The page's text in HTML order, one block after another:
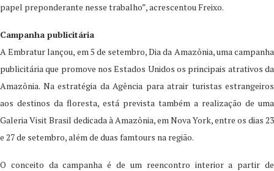
papel preponderante nesse trabalho”, acrescentou Freixo.
Campanha publicitária
A Embratur lançou, em 5 de setembro, Dia da Amazônia, uma campanha
publicitária que promove nos Estados Unidos os principais atrativos da
Amazônia. Na estratégia da Agência para atrair turistas estrangeiros
aos destinos da floresta, está prevista também a realização de uma
Galeria Visit Brasil dedicada à Amazônia, em Nova York, entre os dias 23
e 27 de setembro, além de duas famtours na região.
O conceito da campanha é de um reencontro interior a partir de